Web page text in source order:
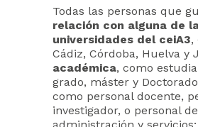
Todas las personas que
relación con alguna de
universidades del ceiA3,
Cádiz, Córdoba, Huelva y
académica, como
grado, máster y
como personal docente,
investigador, o personal de